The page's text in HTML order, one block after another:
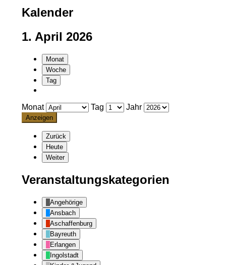
Kalender
1. April 2026
Monat
Woche
Tag
Monat Tag Jahr
Zurück
Heute
Weiter
Veranstaltungskategorien
Angehörige
Ansbach
Aschaffenburg
Bayreuth
Erlangen
Ingolstadt